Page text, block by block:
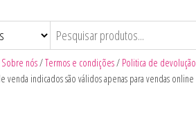
Sobre nós/Termos e condições/ Politica de devolução
venda indicados são válidos apenas para vendas